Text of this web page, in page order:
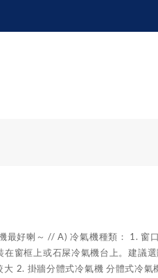
好喇～ // A) 冷氣機種類： 1. 窗
窗框上或石屎冷氣機台上。建議
2. 掛牆分體式冷氣機 分體式冷